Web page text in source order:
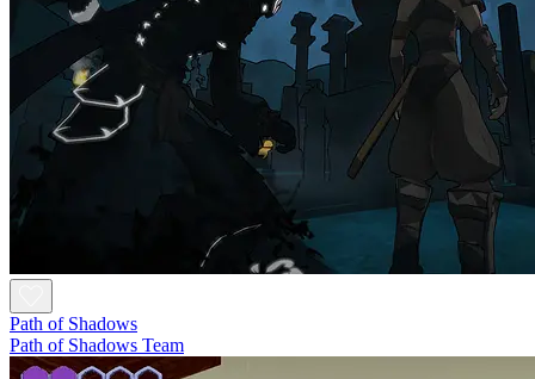
Path of Shadows
Path of Shadows Team